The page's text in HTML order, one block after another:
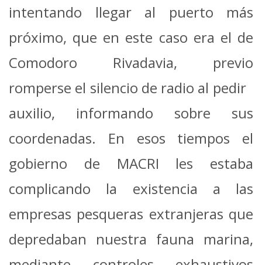
intentando llegar al puerto más
próximo, que en este caso era el de
Comodoro Rivadavia, previo
romperse el silencio de radio al pedir
auxilio, informando sobre sus
coordenadas. En esos tiempos el
gobierno de MACRI les estaba
complicando la existencia a las
empresas pesqueras extranjeras que
depredaban nuestra fauna marina,